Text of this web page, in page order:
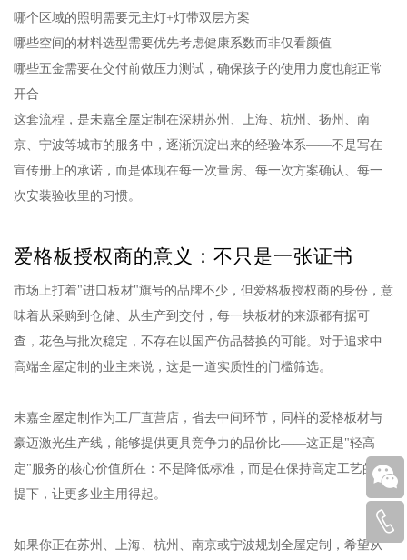
哪个区域的照明需要无主灯+灯带双层方案
哪些空间的材料选型需要优先考虑健康系数而非仅看颜值
哪些五金需要在交付前做压力测试，确保孩子的使用力度也能正常
开合
这套流程，是未嘉全屋定制在深耕苏州、上海、杭州、扬州、南
京、宁波等城市的服务中，逐渐沉淀出来的经验体系——不是写在
宣传册上的承诺，而是体现在每一次量房、每一次方案确认、每一
次安装验收里的习惯。
爱格板授权商的意义：不只是一张证书
市场上打着"进口板材"旗号的品牌不少，但爱格板授权商的身份，意
味着从采购到仓储、从生产到交付，每一块板材的来源都有据可
查，花色与批次稳定，不存在以国产仿品替换的可能。对于追求中
高端全屋定制的业主来说，这是一道实质性的门槛筛选。
未嘉全屋定制作为工厂直营店，省去中间环节，同样的爱格板材与
豪迈激光生产线，能够提供更具竞争力的品价比——这正是"轻高
定"服务的核心价值所在：不是降低标准，而是在保持高定工艺的前
提下，让更多业主用得起。
如果你正在苏州、上海、杭州、南京或宁波规划全屋定制，希望从